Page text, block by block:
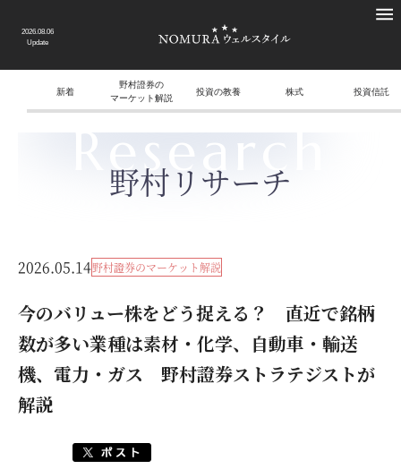
2026.08.06
Update
新着
野村證券の
マーケット解説
投資の教養 株式 投資信託
Research
野村リサーチ
2026.05.14野村證券のマーケット解説
今のバリュー株をどう捉える？ 直近で銘柄
数が多い業種は素材・化学、自動車・輸送
機、電力・ガス 野村證券ストラテジストが
解説